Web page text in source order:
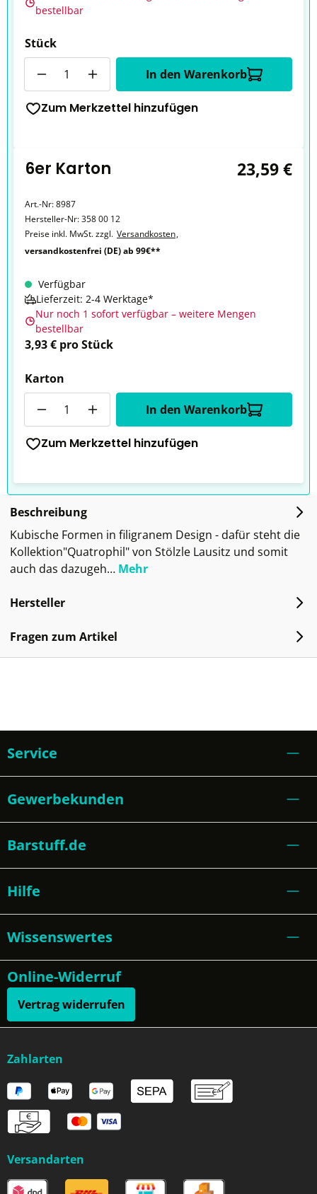
bestellbar
Stück
In den Warenkorb
Zum Merkzettel hinzufügen
6er Karton 23,59 €
Art.-Nr:8987
Hersteller-Nr:358 00 12
Preise inkl. MwSt. zzgl. Versandkosten,
versandkostenfrei (DE) ab 99€**
Verfügbar
Lieferzeit: 2-4 Werktage*
Nur noch 1 sofort verfügbar – weitere Mengen
bestellbar
3,93 € pro Stück
Karton
In den Warenkorb
Zum Merkzettel hinzufügen
Beschreibung
Kubische Formen in filigranem Design - dafür steht die
Kollektion"Quatrophil" von Stölzle Lausitz und somit
auch das dazugeh… Mehr
Hersteller
Fragen zum Artikel
Service
Gewerbekunden
Barstuff.de
Hilfe
Wissenswertes
Online-Widerruf
Vertrag widerrufen
Zahlarten
Versandarten